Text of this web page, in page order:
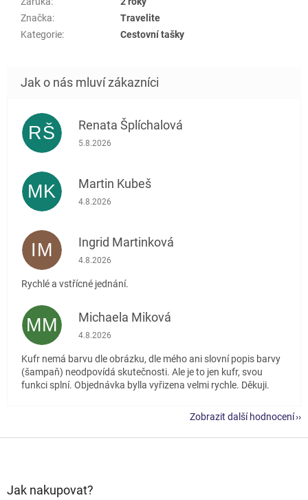
Značka:
Travelite
Kategorie: Cestovní tašky
RŠ Renata Šplíchalová
Hodnocení obchodu je 5 z 5 hvězdiček.
5.8.2026
MK Martin Kubeš
Hodnocení obchodu je 5 z 5 hvězdiček.
4.8.2026
IM Ingrid Martinková
Hodnocení obchodu je 5 z 5 hvězdiček.
4.8.2026
Rychlé a vstřícné jednání.
MM Michaela Miková
Hodnocení obchodu je 5 z 5 hvězdiček.
4.8.2026
Kufr nemá barvu dle obrázku, dle mého ani slovní popis barvy
(šampaň) neodpovídá skutečnosti. Ale je to jen kufr, svou
funkci splní. Objednávka bylla vyřizena velmi rychle. Děkuji.
Zobrazit další hodnocení
Jak nakupovat?